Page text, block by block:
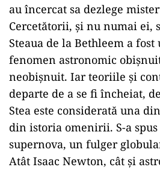
au încercat sa dezlege
Cercetătorii, şi nu numai ei,
Steaua de la Bethleem a
fenomen astronomic
neobişnuit. Iar teoriile şi
departe de a se fi încheiat,
Stea este considerată una
din istoria omenirii. S-a spus
supernova, un fulger
Atât Isaac Newton, cât şi